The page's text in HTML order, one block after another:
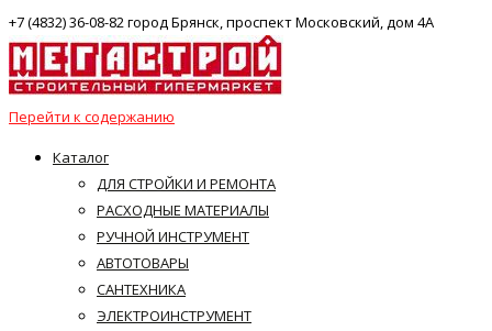
+7 (4832) 36-08-82 город Брянск, проспект Московский, дом 4А
Перейти к содержанию
Каталог
ДЛЯ СТРОЙКИ И РЕМОНТА
РАСХОДНЫЕ МАТЕРИАЛЫ
РУЧНОЙ ИНСТРУМЕНТ
АВТОТОВАРЫ
САНТЕХНИКА
ЭЛЕКТРОИНСТРУМЕНТ